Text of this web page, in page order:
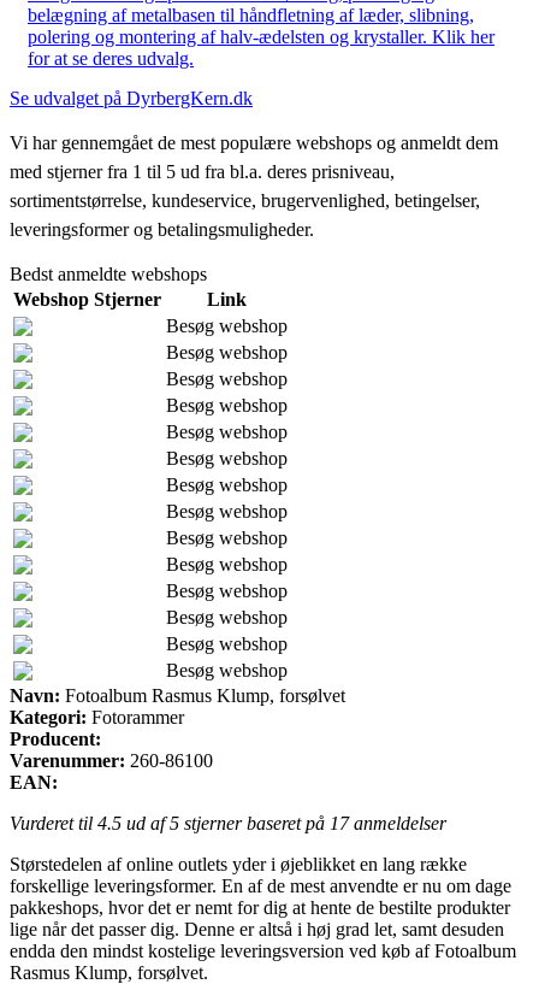
belægning af metalbasen til håndfletning af læder, slibning,
polering og montering af halv-ædelsten og krystaller. Klik her
for at se deres udvalg.
Se udvalget på DyrbergKern.dk
Vi har gennemgået de mest populære webshops og anmeldt dem
med stjerner fra 1 til 5 ud fra bl.a. deres prisniveau,
sortimentstørrelse, kundeservice, brugervenlighed, betingelser,
leveringsformer og betalingsmuligheder.
Bedst anmeldte webshops
Webshop Stjerner
Link
Besøg webshop
Besøg webshop
Besøg webshop
Besøg webshop
Besøg webshop
Besøg webshop
Besøg webshop
Besøg webshop
Besøg webshop
Besøg webshop
Besøg webshop
Besøg webshop
Besøg webshop
Besøg webshop
Navn: Fotoalbum Rasmus Klump, forsølvet
Kategori: Fotorammer
Producent:
Varenummer: 260-86100
EAN:
Vurderet til 4.5 ud af 5 stjerner baseret på 17anmeldelser
Størstedelen af online outlets yder i øjeblikket en lang række
forskellige leveringsformer. En af de mest anvendte er nu om dage
pakkeshops, hvor det er nemt for dig at hente de bestilte produkter
lige når det passer dig. Denne er altså i høj grad let, samt desuden
endda den mindst kostelige leveringsversion ved køb af Fotoalbum
Rasmus Klump, forsølvet.